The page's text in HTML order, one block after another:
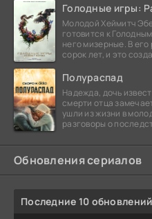
Голодные игры:
Молодой Хеймитч
готовится к
него мизерные. В
сорок лет, и это
Полураспад
Надежда, дочь
смерти отца
ушли из жизни в
разговоры о
Обновления сериалов
Последние 10 обновлений